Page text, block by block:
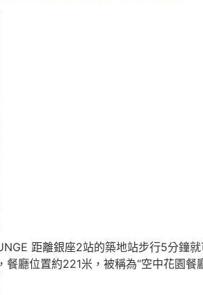
距離銀座2站的築地站步行5分鐘就
廳位置約221米，被稱為“空中花園餐